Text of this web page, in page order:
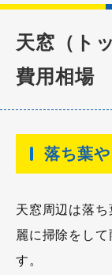
天窓（ト
費用相場
落ち葉
天窓周辺は落
麗に掃除をし
す。